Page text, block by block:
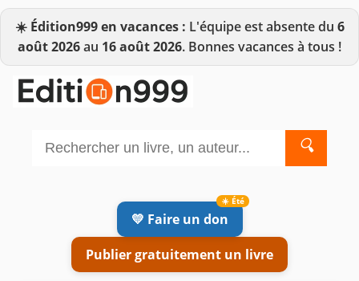
☀️ Édition999 en vacances : L'équipe est absente du 6
août 2026au 16 août 2026. Bonnes vacances à tous !
🔍
💛 Faire un don
Publier gratuitement un livre